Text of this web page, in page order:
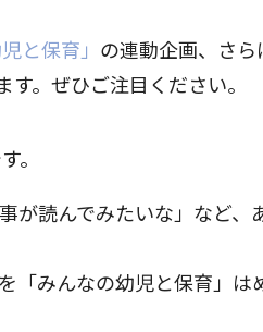
と保育」 の連動企画、さら
。ぜひご注目ください。
。
が読んでみたいな」など、
「みんなの幼児と保育」は